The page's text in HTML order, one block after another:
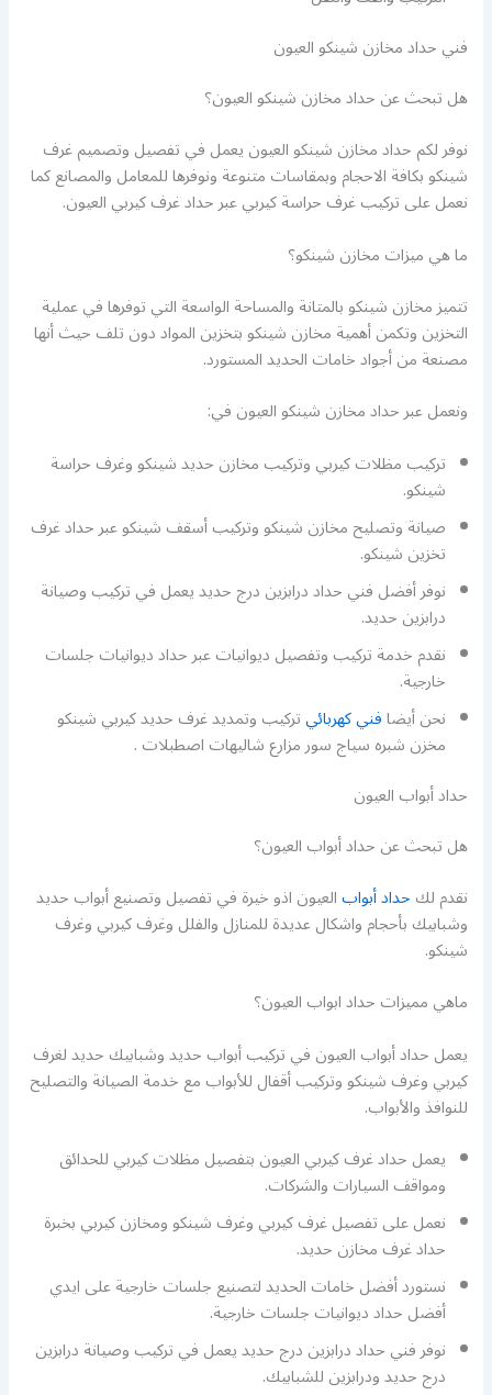
فني حداد مخازن شينكو العيون
هل تبحث عن حداد مخازن شينكو العيون؟
نوفر لكم حداد مخازن شينكو العيون يعمل في تفصيل وتصميم غرف
شينكو بكافة الاحجام وبمقاسات متنوعة ونوفرها للمعامل والمصانع كما
نعمل على تركيب غرف حراسة كيربي عبر حداد غرف كيربي العيون.
ما هي ميزات مخازن شينكو؟
تتميز مخازن شينكو بالمتانة والمساحة الواسعة التي توفرها في عملية
التخزين وتكمن أهمية مخازن شينكو بتخزين المواد دون تلف حيث أنها
مصنعة من أجواد خامات الحديد المستورد.
ونعمل عبر حداد مخازن شينكو العيون في:
تركيب مظلات كيربي وتركيب مخازن حديد شينكو وغرف حراسة
شينكو.
صيانة وتصليح مخازن شينكو وتركيب أسقف شينكو عبر حداد غرف
تخزين شينكو.
نوفر أفضل فني حداد درابزين درج حديد يعمل في تركيب وصيانة
درابزين حديد.
نقدم خدمة تركيب وتفصيل ديوانيات عبر حداد ديوانيات جلسات
خارجية.
نحن أيضافني كهربائيتركيب وتمديد غرف حديد كيربي شينكو
مخزن شبره سياج سور مزارع شاليهات اصطبلات .
حداد أبواب العيون
هل تبحث عن حداد أبواب العيون؟
نقدم لكحداد أبوابالعيون اذو خيرة في تفصيل وتصنيع أبواب حديد
وشبابيك بأحجام واشكال عديدة للمنازل والفلل وغرف كيربي وغرف
شينكو.
ماهي مميزات حداد ابواب العيون؟
يعمل حداد أبواب العيون في تركيب أبواب حديد وشبابيك حديد لغرف
كيربي وغرف شينكو وتركيب أقفال للأبواب مع خدمة الصيانة والتصليح
للنوافذ والأبواب.
يعمل حداد غرف كيربي العيون بتفصيل مظلات كيربي للحدائق
ومواقف السيارات والشركات.
نعمل على تفصيل غرف كيربي وغرف شينكو ومخازن كيربي بخبرة
حداد غرف مخازن حديد.
نستورد أفضل خامات الحديد لتصنيع جلسات خارجية على ايدي
أفضل حداد ديوانيات جلسات خارجية.
نوفر فني حداد درابزين درج حديد يعمل في تركيب وصيانة درابزين
درج حديد ودرابزين للشبابيك.